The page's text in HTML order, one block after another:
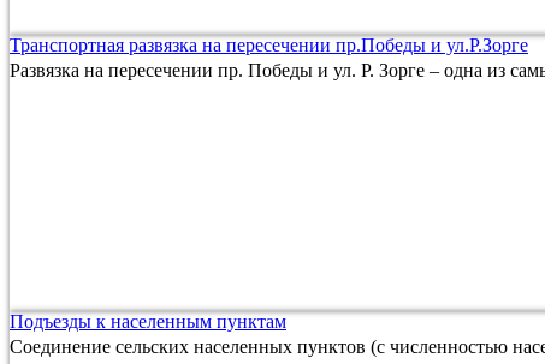
Транспортная развязка на пересечении пр.Победы и ул.Р.Зорге
Развязка на пересечении пр. Победы и ул. Р. Зорге – одна из
Подъезды к населенным пунктам
Соединение сельских населенных пунктов (с численностью